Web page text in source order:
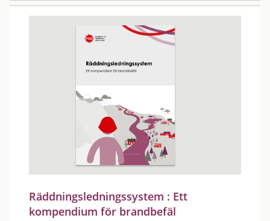
Räddningsledningssystem : Ett
kompendium för brandbefäl